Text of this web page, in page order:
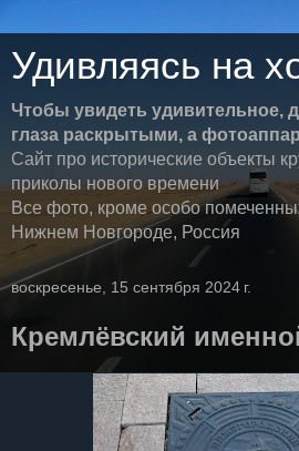
Удивляясь на
Чтобы увидеть удивительное,
глаза раскрытыми, а
Сайт про исторические объекты
приколы нового времени
Все фото, кроме особо
Нижнем Новгороде, Россия
воскресенье, 15 сентября 2024 г.
Кремлёвский